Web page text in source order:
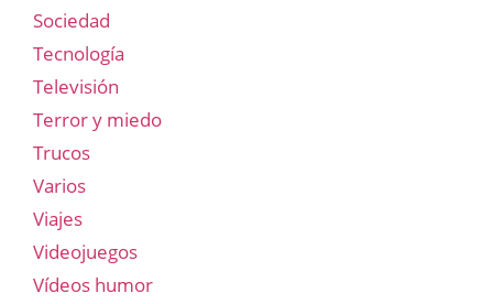
Sociedad
Tecnología
Televisión
Terror y miedo
Trucos
Varios
Viajes
Videojuegos
Vídeos humor